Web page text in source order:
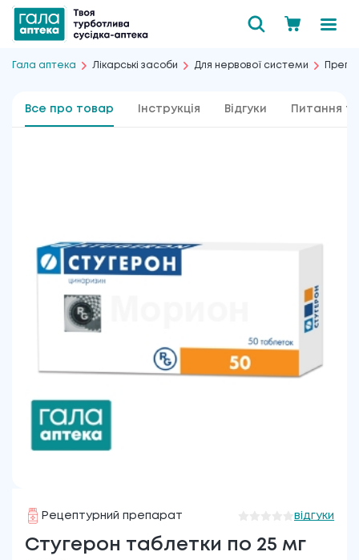
Гала аптека Лікарські засоби Для нервової системи
Все про товар Інструкція Відгуки Питання та
Рецептурний препарат відгуки
Стугерон таблетки по 25 мг